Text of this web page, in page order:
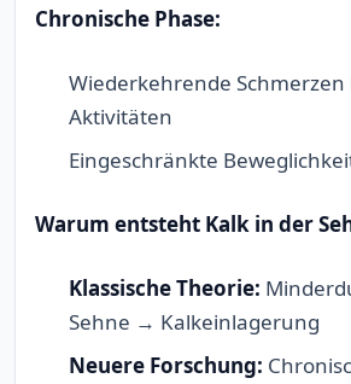
Chronische Phase:
Wiederkehrende Schmerzen
Aktivitäten
Eingeschränkte
Warum entsteht Kalk in der
Klassische Theorie:
Sehne → Kalkeinlagerung
Neuere Forschung: